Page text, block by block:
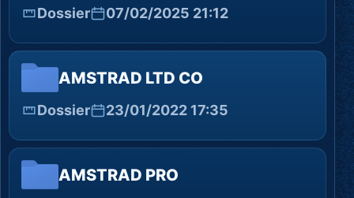
Dossier 07/02/2025 21:12
AMSTRAD LTD CO
Dossier 23/01/2022 17:35
AMSTRAD PRO